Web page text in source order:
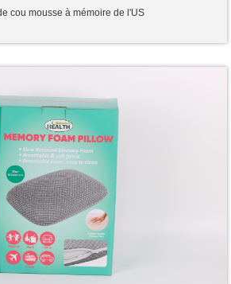
cou mousse à mémoire de l'US